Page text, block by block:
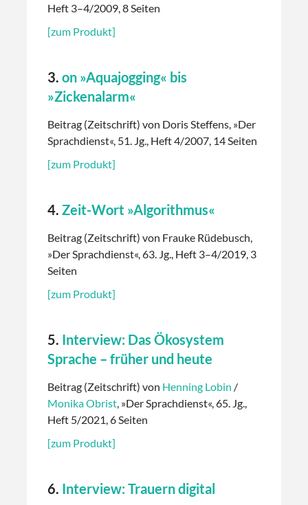
Heft 3–4/2009, 8 Seiten
[zum Produkt]
3. on »Aquajogging« bis
»Zickenalarm«
Beitrag (Zeitschrift) von Doris Steffens, »Der
Sprachdienst«, 51. Jg., Heft 4/2007, 14 Seiten
[zum Produkt]
4. Zeit-Wort »Algorithmus«
Beitrag (Zeitschrift) von Frauke Rüdebusch,
»Der Sprachdienst«, 63. Jg., Heft 3–4/2019, 3
Seiten
[zum Produkt]
5. Interview: Das Ökosystem
Sprache – früher und heute
Beitrag (Zeitschrift) von Henning Lobin /
Monika Obrist , »Der Sprachdienst«, 65. Jg.,
Heft 5/2021, 6 Seiten
[zum Produkt]
6. Interview: Trauern digital